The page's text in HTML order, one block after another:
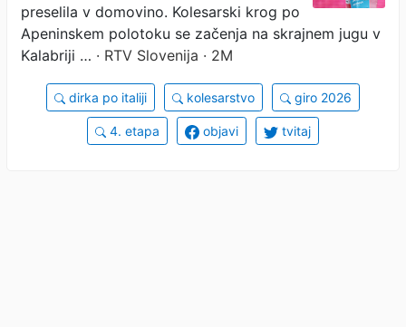
preselila v domovino. Kolesarski krog po
Apeninskem polotoku se začenja na skrajnem jugu v
Kalabriji … · RTV Slovenija · 2M
dirka po italiji kolesarstvo giro 2026
4. etapa objavi tvitaj